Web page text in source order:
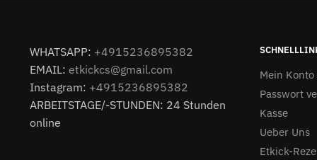
WHATSAPP: +4915236895382
EMAIL: etkickcs@gmail.com
Instagram: +4915236895382
ARBEITSTAGE/-STUNDEN: 24 Stunden
online
Mein Konto
Passwort
Kasse
Ueber Uns
Etkick-